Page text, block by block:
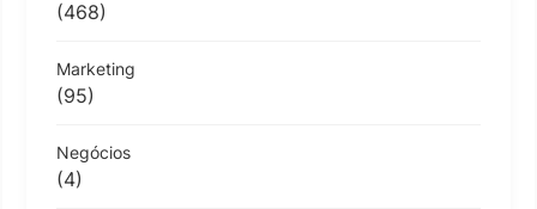
(468)
Marketing
(95)
Negócios
(4)